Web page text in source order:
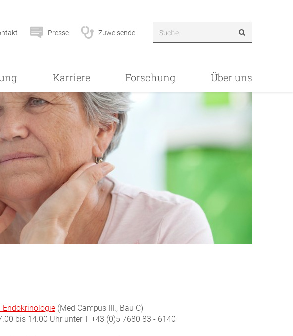
Presse Zuweisende
Karriere Forschung Über uns
Endokrinologie (Med Campus III., Bau C)
bis 14.00 Uhr unter T +43 (0)5 7680 83 - 6140